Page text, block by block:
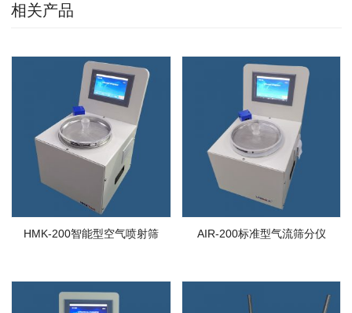
相关产品
HMK-200智能型空气喷射筛 AIR-200标准型气流筛分仪